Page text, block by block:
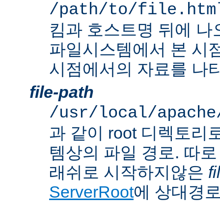
/path/to/
킴과 호스트명 뒤에
파일시스템에서 본 시
시점에서의 자료를 나
file-path
/usr/local/
과 같이 root 디렉토리
템상의 파일 경로. 따
래쉬로 시작하지않은
ServerRoot에 상대경